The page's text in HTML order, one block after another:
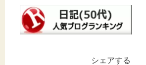
シェアする